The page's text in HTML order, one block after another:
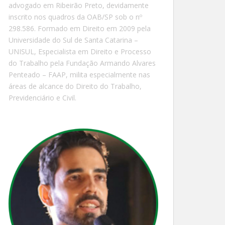
advogado em Ribeirão Preto, devidamente
inscrito nos quadros da OAB/SP sob o nº
298.586. Formado em Direito em 2009 pela
Universidade do Sul de Santa Catarina –
UNISUL, Especialista em Direito e Processo
do Trabalho pela Fundação Armando Alvares
Penteado – FAAP, milita especialmente nas
áreas de alcance do Direito do Trabalho,
Previdenciário e Civil.